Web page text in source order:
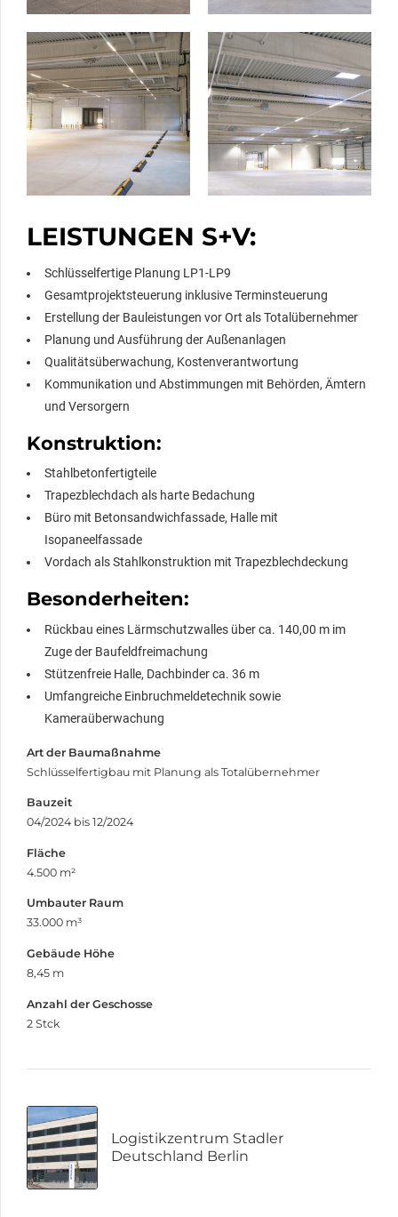
LEISTUNGEN S+V:
Schlüsselfertige Planung LP1-LP9
Gesamtprojektsteuerung inklusive Terminsteuerung
Erstellung der Bauleistungen vor Ort als Totalübernehmer
Planung und Ausführung der Außenanlagen
Qualitätsüberwachung, Kostenverantwortung
Kommunikation und Abstimmungen mit Behörden, Ämtern
und Versorgern
Konstruktion:
Stahlbetonfertigteile
Trapezblechdach als harte Bedachung
Büro mit Betonsandwichfassade, Halle mit
Isopaneelfassade
Vordach als Stahlkonstruktion mit Trapezblechdeckung
Besonderheiten:
Rückbau eines Lärmschutzwalles über ca. 140,00 m im
Zuge der Baufeldfreimachung
Stützenfreie Halle, Dachbinder ca. 36 m
Umfangreiche Einbruchmeldetechnik sowie
Kameraüberwachung
Art der Baumaßnahme
Schlüsselfertigbau mit Planung als Totalübernehmer
Bauzeit
04/2024 bis 12/2024
Fläche
4.500 m²
Umbauter Raum
33.000 m³
Gebäude Höhe
8,45 m
Anzahl der Geschosse
2 Stck
Logistikzentrum Stadler
Deutschland Berlin